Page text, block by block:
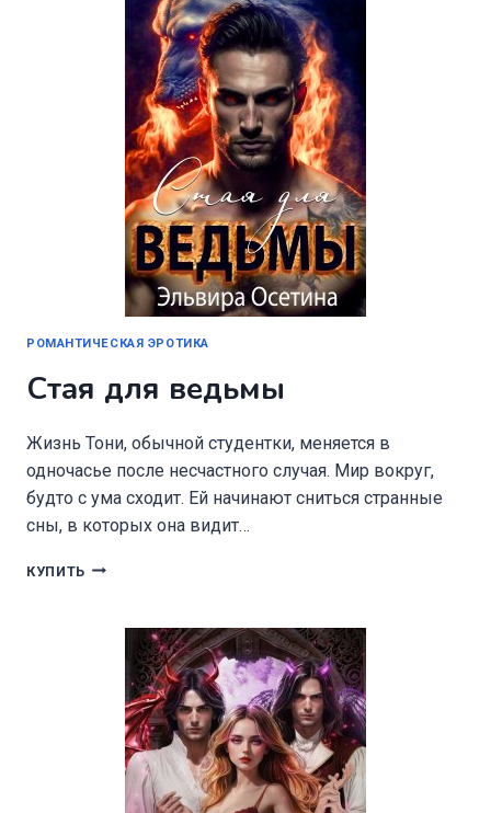
РОМАНТИЧЕСКАЯ ЭРОТИКА
Стая для ведьмы
Жизнь Тони, обычной студентки, меняется в
одночасье после несчастного случая. Мир вокруг,
будто с ума сходит. Ей начинают сниться странные
сны, в которых она видит…
КУПИТЬ СТАЯ